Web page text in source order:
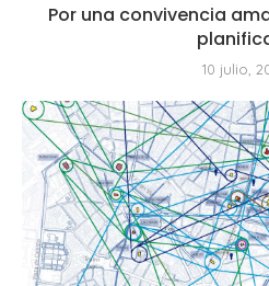
Por una convivencia
10 julio,